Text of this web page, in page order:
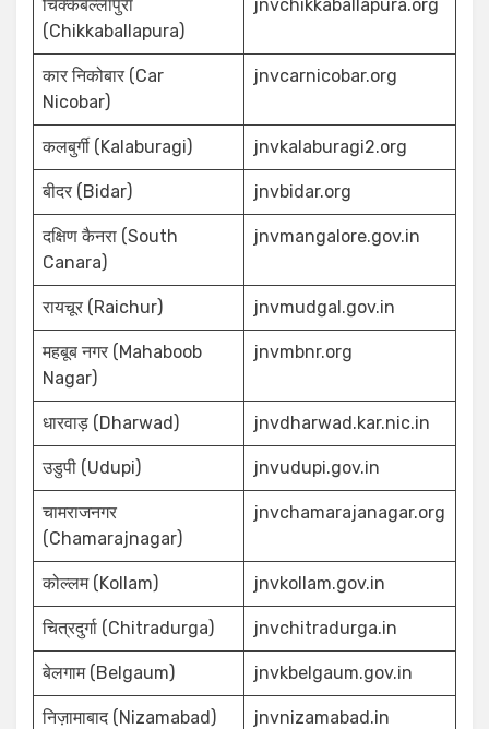
चिक्कबल्लापुरा
(Chikkaballapura)
jnvchikkaballapura.org
कार निकोबार (Car
Nicobar)
jnvcarnicobar.org
कलबुर्गी (Kalaburagi) jnvkalaburagi2.org
बीदर (Bidar) jnvbidar.org
दक्षिण कैनरा (South
Canara)
jnvmangalore.gov.in
रायचूर (Raichur) jnvmudgal.gov.in
महबूब नगर (Mahaboob
Nagar)
jnvmbnr.org
धारवाड़ (Dharwad) jnvdharwad.kar.nic.in
उडुपी (Udupi) jnvudupi.gov.in
चामराजनगर
(Chamarajnagar)
jnvchamarajanagar.org
कोल्लम (Kollam) jnvkollam.gov.in
चित्रदुर्गा (Chitradurga) jnvchitradurga.in
बेलगाम (Belgaum) jnvkbelgaum.gov.in
निज़ामाबाद (Nizamabad) jnvnizamabad.in